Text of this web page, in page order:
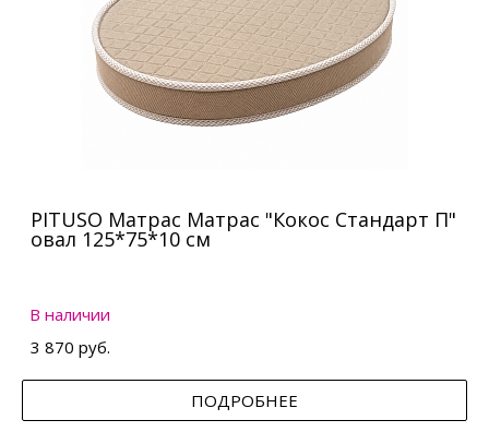
PITUSO Матрас Матрас "Кокос Стандарт П"
овал 125*75*10 см
В наличии
3 870 руб.
ПОДРОБНЕЕ